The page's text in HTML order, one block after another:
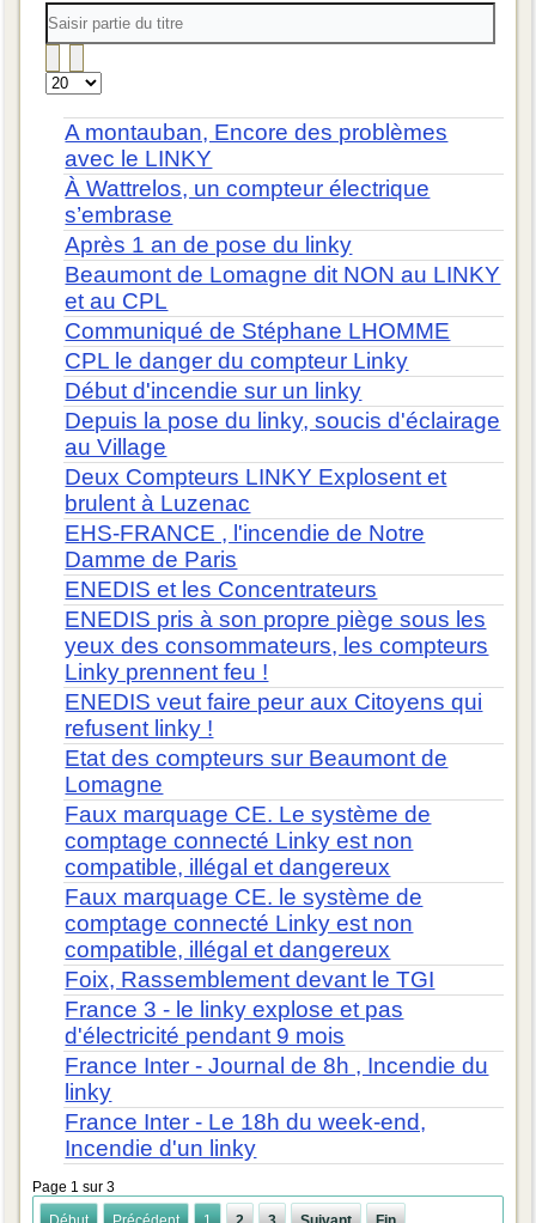
Saisir
partie
du
Affichage
#
A montauban, Encore des problèmes
avec le LINKY
À Wattrelos, un compteur électrique
s’embrase
Après 1 an de pose du linky
Beaumont de Lomagne dit NON au LINKY
et au CPL
Communiqué de Stéphane LHOMME
CPL le danger du compteur Linky
Début d'incendie sur un linky
Depuis la pose du linky, soucis d'éclairage
au Village
Deux Compteurs LINKY Explosent et
brulent à Luzenac
EHS-FRANCE , l'incendie de Notre
Damme de Paris
ENEDIS et les Concentrateurs
ENEDIS pris à son propre piège sous les
yeux des consommateurs, les compteurs
Linky prennent feu !
ENEDIS veut faire peur aux Citoyens qui
refusent linky !
Etat des compteurs sur Beaumont de
Lomagne
Faux marquage CE. Le système de
comptage connecté Linky est non
compatible, illégal et dangereux
Faux marquage CE. le système de
comptage connecté Linky est non
compatible, illégal et dangereux
Foix, Rassemblement devant le TGI
France 3 - le linky explose et pas
d'électricité pendant 9 mois
France Inter - Journal de 8h , Incendie du
linky
France Inter - Le 18h du week-end,
Incendie d'un linky
Page 1 sur 3